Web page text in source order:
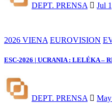
DEPT. PRENSA Jul
2026 VIENA EUROVISION
ESC-2026 | UCRANIA : LELÉKA –
DEPT. PRENSA